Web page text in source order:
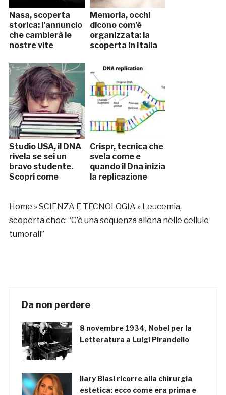
Nasa, scoperta
storica: l’annuncio
che cambierà le
nostre vite
Memoria, occhi
dicono com’è
organizzata: la
scoperta in Italia
Studio USA, il DNA
rivela se sei un
bravo studente.
Scopri come
Crispr, tecnica che
svela come e
quando il Dna inizia
la replicazione
Home »SCIENZA E TECNOLOGIA » Leucemia,
scoperta choc: “C’è una sequenza aliena nelle cellule
tumorali”
Da non perdere
8 novembre 1934, Nobel per la
Letteratura a Luigi Pirandello
Ilary Blasi ricorre alla chirurgia
estetica: ecco come era prima e